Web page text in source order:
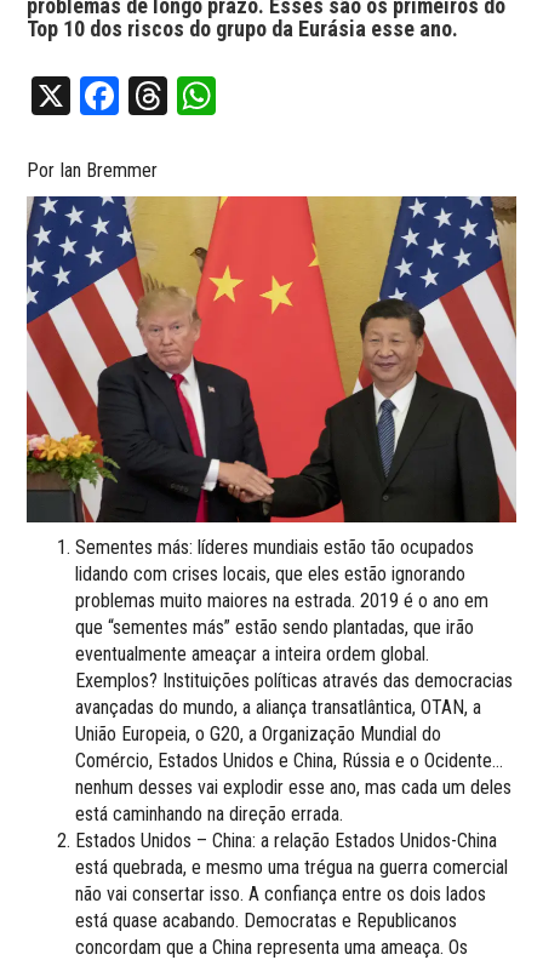
problemas de longo prazo. Esses são os primeiros do
Top 10 dos riscos do grupo da Eurásia esse ano.
X Facebook
Threads
Por Ian Bremmer
Sementes más: líderes mundiais estão tão ocupados
lidando com crises locais, que eles estão ignorando
problemas muito maiores na estrada. 2019 é o ano em
que “sementes más” estão sendo plantadas, que irão
eventualmente ameaçar a inteira ordem global.
Exemplos? Instituições políticas através das democracias
avançadas do mundo, a aliança transatlântica, OTAN, a
União Europeia, o G20, a Organização Mundial do
Comércio, Estados Unidos e China, Rússia e o Ocidente…
nenhum desses vai explodir esse ano, mas cada um deles
está caminhando na direção errada.
Estados Unidos – China: a relação Estados Unidos-China
está quebrada, e mesmo uma trégua na guerra comercial
não vai consertar isso. A confiança entre os dois lados
está quase acabando. Democratas e Republicanos
concordam que a China representa uma ameaça. Os